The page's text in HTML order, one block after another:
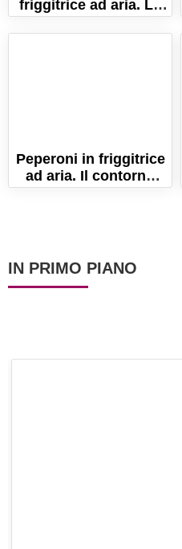
friggitrice ad aria. La
ricetta leggera e
sfiziosa!
Peperoni in friggitrice
ad aria. Il contorno
semplice e veloce
IN PRIMO PIANO